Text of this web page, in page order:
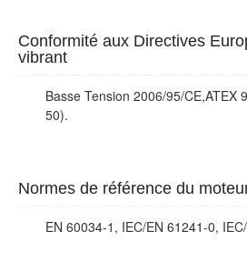
Conformité aux Directives
vibrant
Basse Tension 2006/95/CE,ATEX
50).
Normes de référence du
EN 60034-1, IEC/EN 61241-0,